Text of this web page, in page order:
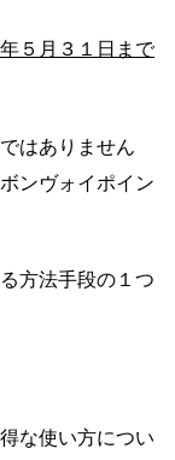
５月３１日まで
はありません
ンヴォイポイン
方法手段の１つ
な使い方につい